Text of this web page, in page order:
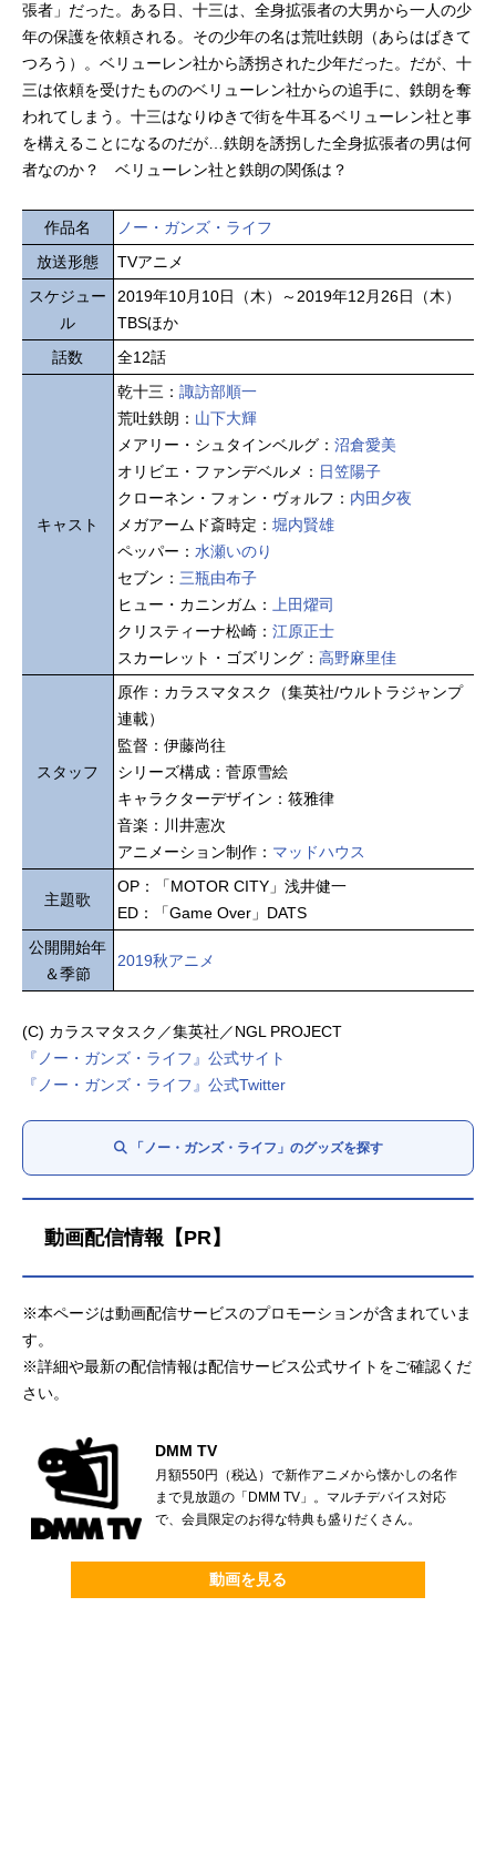
張者」だった。ある日、十三は、全身拡張者の大男から一人の少
年の保護を依頼される。その少年の名は荒吐鉄朗（あらはばきて
つろう）。ベリューレン社から誘拐された少年だった。だが、十
三は依頼を受けたもののベリューレン社からの追手に、鉄朗を奪
われてしまう。十三はなりゆきで街を牛耳るベリューレン社と事
を構えることになるのだが…鉄朗を誘拐した全身拡張者の男は何
者なのか？ ベリューレン社と鉄朗の関係は？
作品名
ノー・ガンズ・ライフ
放送形態
TVアニメ
スケジュー
ル
2019年10月10日（木）～2019年12月26日（木）
TBSほか
話数
全12話
キャスト
乾十三： 諏訪部順一
荒吐鉄朗： 山下大輝
メアリー・シュタインベルグ： 沼倉愛美
オリビエ・ファンデベルメ： 日笠陽子
クローネン・フォン・ヴォルフ： 内田夕夜
メガアームド斎時定： 堀内賢雄
ペッパー： 水瀬いのり
セブン： 三瓶由布子
ヒュー・カニンガム： 上田燿司
クリスティーナ松崎： 江原正士
スカーレット・ゴズリング： 高野麻里佳
スタッフ
原作：カラスマタスク（集英社/ウルトラジャンプ
連載）
監督：伊藤尚往
シリーズ構成：菅原雪絵
キャラクターデザイン：筱雅律
音楽：川井憲次
アニメーション制作： マッドハウス
主題歌
OP：「MOTOR CITY」浅井健一
ED：「Game Over」DATS
公開開始年
＆季節
2019秋アニメ
(C) カラスマタスク／集英社／NGL PROJECT
『ノー・ガンズ・ライフ』公式サイト
『ノー・ガンズ・ライフ』公式Twitter
「ノー・ガンズ・ライフ」のグッズを探す
動画配信情報【PR】
※本ページは動画配信サービスのプロモーションが含まれていま
す。
※詳細や最新の配信情報は配信サービス公式サイトをご確認くだ
さい。
DMM TV
月額550円（税込）で新作アニメから懐かしの名作
まで見放題の「DMM TV」。マルチデバイス対応
で、会員限定のお得な特典も盛りだくさん。
動画を見る